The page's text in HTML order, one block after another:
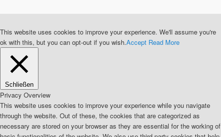
This website uses cookies to improve your experience. We'll assume you're
ok with this, but you can opt-out if you wish.Accept Read More
Schließen
Privacy Overview
This website uses cookies to improve your experience while you navigate
through the website. Out of these, the cookies that are categorized as
necessary are stored on your browser as they are essential for the working of